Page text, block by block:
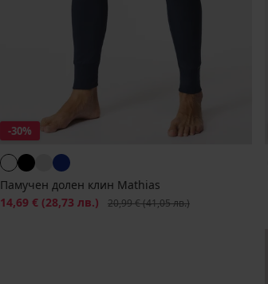
-30%
Памучен долен клин Mathias
Намаление
14,69 € (28,73 лв.) Първоначална цена
20,99 €(41,05 лв.)